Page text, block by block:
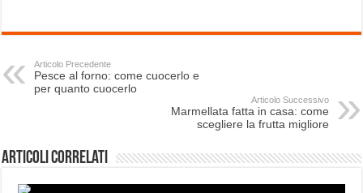
Articolo Precedente
Pesce al forno: come cuocerlo e
per quanto cuocerlo
Articolo Successivo
Marmellata fatta in casa: come
scegliere la frutta migliore
Articoli correlati